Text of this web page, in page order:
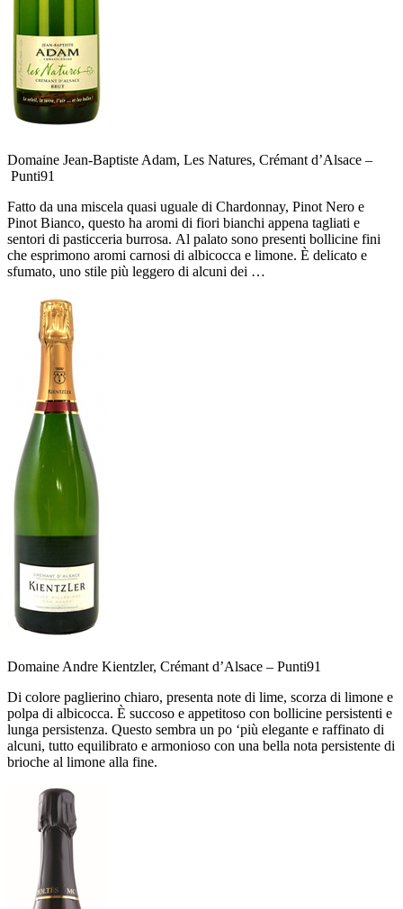
Domaine Jean-Baptiste Adam, Les Natures, Crémant d’Alsace –
Punti91
Fatto da una miscela quasi uguale di Chardonnay, Pinot Nero e
Pinot Bianco, questo ha aromi di fiori bianchi appena tagliati e
sentori di pasticceria burrosa. Al palato sono presenti bollicine fini
che esprimono aromi carnosi di albicocca e limone. È delicato e
sfumato, uno stile più leggero di alcuni dei …
Domaine Andre Kientzler, Crémant d’Alsace – Punti91
Di colore paglierino chiaro, presenta note di lime, scorza di limone e
polpa di albicocca. È succoso e appetitoso con bollicine persistenti e
lunga persistenza. Questo sembra un po ‘più elegante e raffinato di
alcuni, tutto equilibrato e armonioso con una bella nota persistente di
brioche al limone alla fine.